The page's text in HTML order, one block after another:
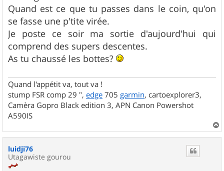
Quand est ce que tu passes dans le coin, qu'on
se fasse une p'tite virée.
Je poste ce soir ma sortie d'aujourd'hui qui
comprend des supers descentes.
As tu chaussé les bottes?
Quand l'appétit va, tout va !
stump FSR comp 29 ", edge 705 garmin, cartoexplorer3,
Camèra Gopro Black edition 3, APN Canon Powershot
A590IS
a
luidji76
Utagawiste gourou